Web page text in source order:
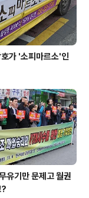
가 '소피마르소'인
유기만 문제고 월권